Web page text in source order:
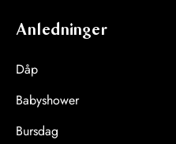
Anledninger
Dåp
Babyshower
Bursdag